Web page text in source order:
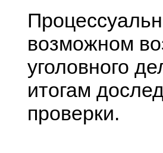
возможном
уголовного
итогам
проверки.